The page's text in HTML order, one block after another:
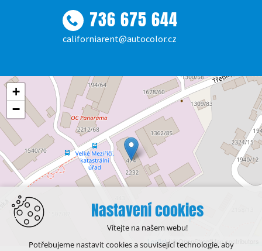
736 675 644
californiarent@autocolor.cz
+
−
Leaflet | © OpenStreetMap contributors
Nastavení cookies
Vítejte na našem webu!
Potřebujeme nastavit cookies a související technologie, aby